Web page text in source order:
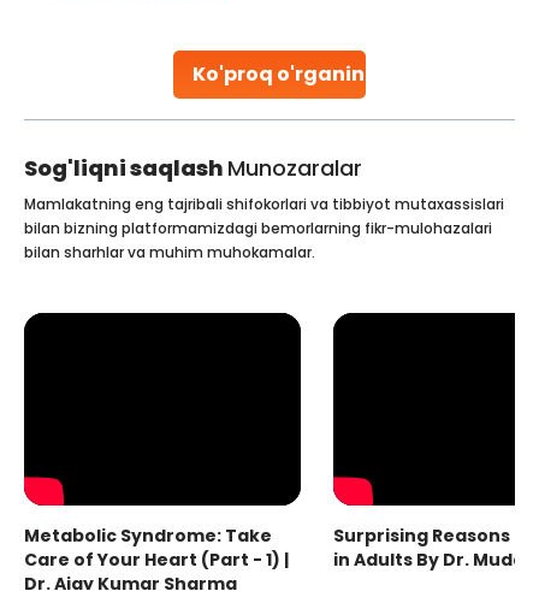
Ko'proq o'rganing
Studies, such as one published
Sog'liqni saqlash Munozaralar
Mamlakatning eng tajribali shifokorlari va tibbiyot mutaxassislari
bilan bizning platformamizdagi bemorlarning fikr-mulohazalari
bilan sharhlar va muhim muhokamalar.
Metabolic Syndrome: Take
Care of Your Heart (Part - 1) |
Dr. Ajay Kumar Sharma
Surprising Reasons
in Adults By Dr.